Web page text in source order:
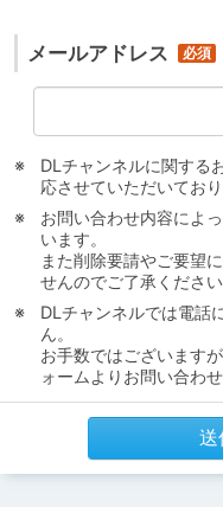
メールアドレス
DLチャンネルに関する
応させていただいており
お問い合わせ内容によ
います。
また削除要請やご要望
せんのでご了承ください
DLチャンネルでは電話
ん。
お手数ではございます
ォームよりお問い合わせ
送